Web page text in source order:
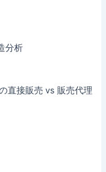
分析
直接販売 vs 販売代理